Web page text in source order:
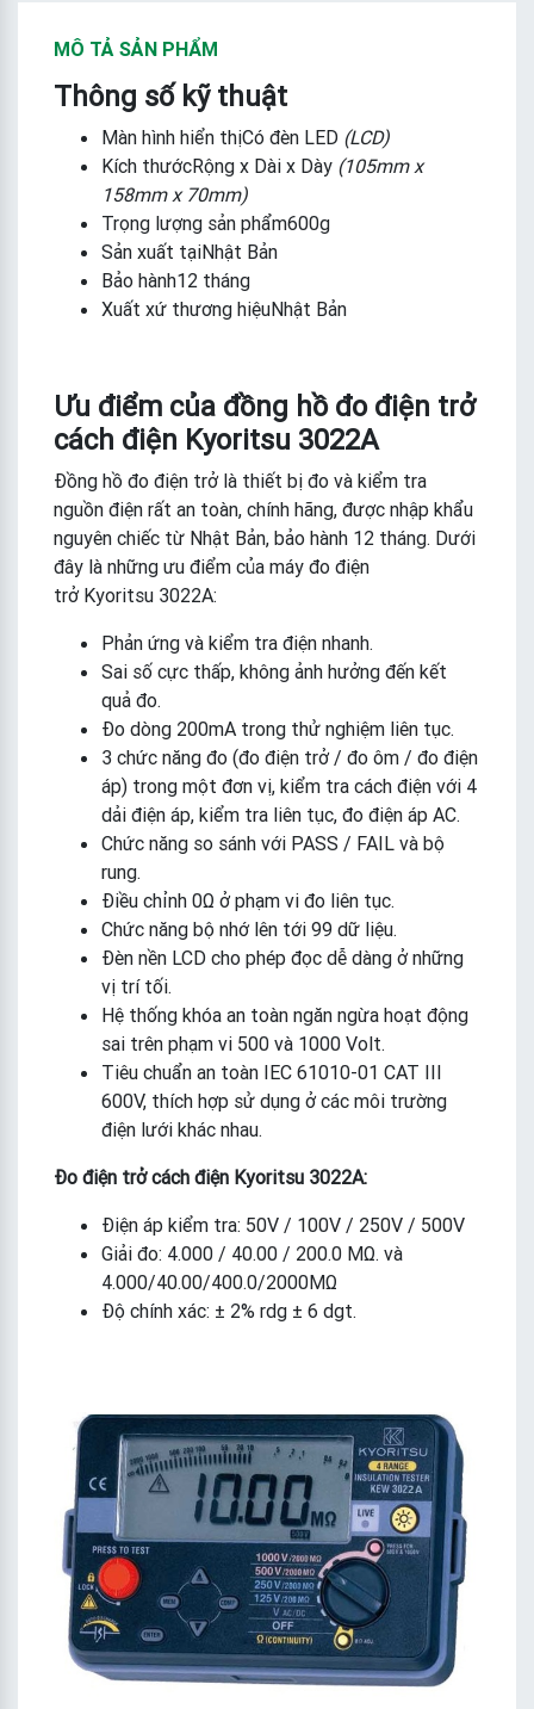
MÔ TẢ SẢN PHẨM
Thông số kỹ thuật
Màn hình hiển thịCó đèn LED (LCD)
Kích thướcRộng x Dài x Dày (105mm x
158mm x 70mm)
Trọng lượng sản phẩm600g
Sản xuất tạiNhật Bản
Bảo hành12 tháng
Xuất xứ thương hiệuNhật Bản
Ưu điểm của đồng hồ đo điện trở
cách điện Kyoritsu 3022A
Đồng hồ đo điện trở là thiết bị đo và kiểm tra
nguồn điện rất an toàn, chính hãng, được nhập khẩu
nguyên chiếc từ Nhật Bản, bảo hành 12 tháng. Dưới
đây là những ưu điểm của máy đo điện
trở Kyoritsu 3022A:
Phản ứng và kiểm tra điện nhanh.
Sai số cực thấp, không ảnh hưởng đến kết
quả đo.
Đo dòng 200mA trong thử nghiệm liên tục.
3 chức năng đo (đo điện trở / đo ôm / đo điện
áp) trong một đơn vị, kiểm tra cách điện với 4
dải điện áp, kiểm tra liên tục, đo điện áp AC.
Chức năng so sánh với PASS / FAIL và bộ
rung.
Điều chỉnh 0Ω ở phạm vi đo liên tục.
Chức năng bộ nhớ lên tới 99 dữ liệu.
Đèn nền LCD cho phép đọc dễ dàng ở những
vị trí tối.
Hệ thống khóa an toàn ngăn ngừa hoạt động
sai trên phạm vi 500 và 1000 Volt.
Tiêu chuẩn an toàn IEC 61010-01 CAT III
600V, thích hợp sử dụng ở các môi trường
điện lưới khác nhau.
Đo điện trở cách điện Kyoritsu 3022A:
Điện áp kiểm tra: 50V / 100V / 250V / 500V
Giải đo: 4.000 / 40.00 / 200.0 MΩ. và
4.000/40.00/400.0/2000MΩ
Độ chính xác: ± 2% rdg ± 6 dgt.